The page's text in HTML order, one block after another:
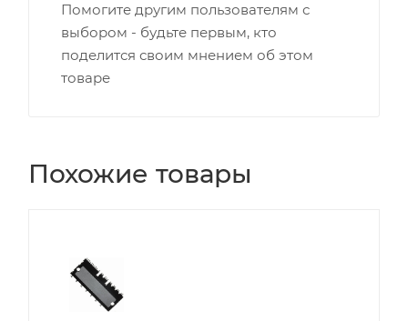
Помогите другим пользователям с
выбором - будьте первым, кто
поделится своим мнением об этом
товаре
Похожие товары